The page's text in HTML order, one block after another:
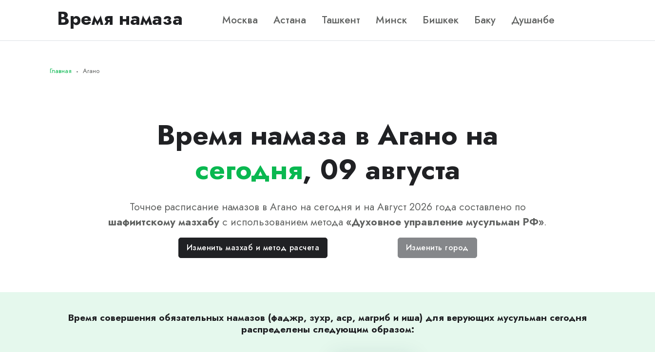
Время намаза Москва Астана Ташкент Минск Бишкек Баку Душанбе
Главная Агано
Время намаза в Агано на
сегодня, 09 августа
Точное расписание намазов в Агано на сегодня и на Август 2026 года составлено по
шафиитскому мазхабу с использованием метода «Духовное управление мусульман РФ».
Изменить мазхаб и метод расчета Изменить город
Время совершения обязательных намазов (фаджр, зухр, аср, магриб и иша) для верующих мусульман сегодня
распределены следующим образом: